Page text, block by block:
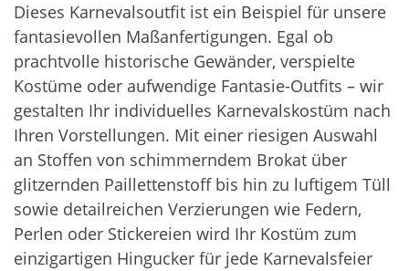
Dieses Karnevalsoutfit ist ein Beispiel für unsere
fantasievollen Maßanfertigungen. Egal ob
prachtvolle historische Gewänder, verspielte
Kostüme oder aufwendige Fantasie-Outfits – wir
gestalten Ihr individuelles Karnevalskostüm nach
Ihren Vorstellungen. Mit einer riesigen Auswahl
an Stoffen von schimmerndem Brokat über
glitzernden Paillettenstoff bis hin zu luftigem Tüll
sowie detailreichen Verzierungen wie Federn,
Perlen oder Stickereien wird Ihr Kostüm zum
einzigartigen Hingucker für jede Karnevalsfeier